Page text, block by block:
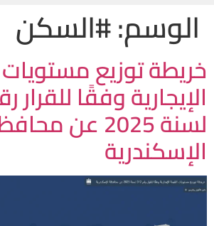
الوسم:#السكن
خريطة توزيع
لسنة 2025 عن
الإسكندرية